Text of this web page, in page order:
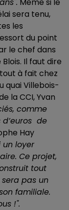
sera tenu,
les
du point
le chef dans
Il faut dire
à fait chez
quai Villebois-
la CCI, Yvan
comme
d’euros de
Hay
un loyer
Ce projet,
tout
sera pas un
familiale.
!".